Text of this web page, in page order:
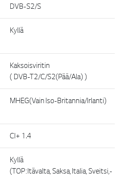
DVB-S2/S
Kyllä
Kaksoisviritin
( DVB-T2/C/S2(Pää/Ala) )
MHEG(Vain Iso-Britannia/Irlanti)
CI+ 1.4
Kyllä
(TOP: Itävalta, Saksa, Italia, Sveitsi,-